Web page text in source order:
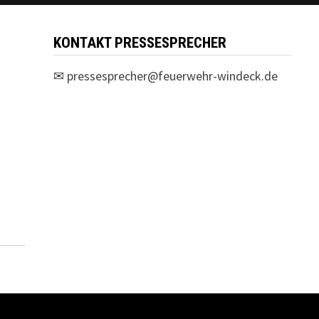
KONTAKT PRESSESPRECHER
✉ pressesprecher@feuerwehr-windeck.de